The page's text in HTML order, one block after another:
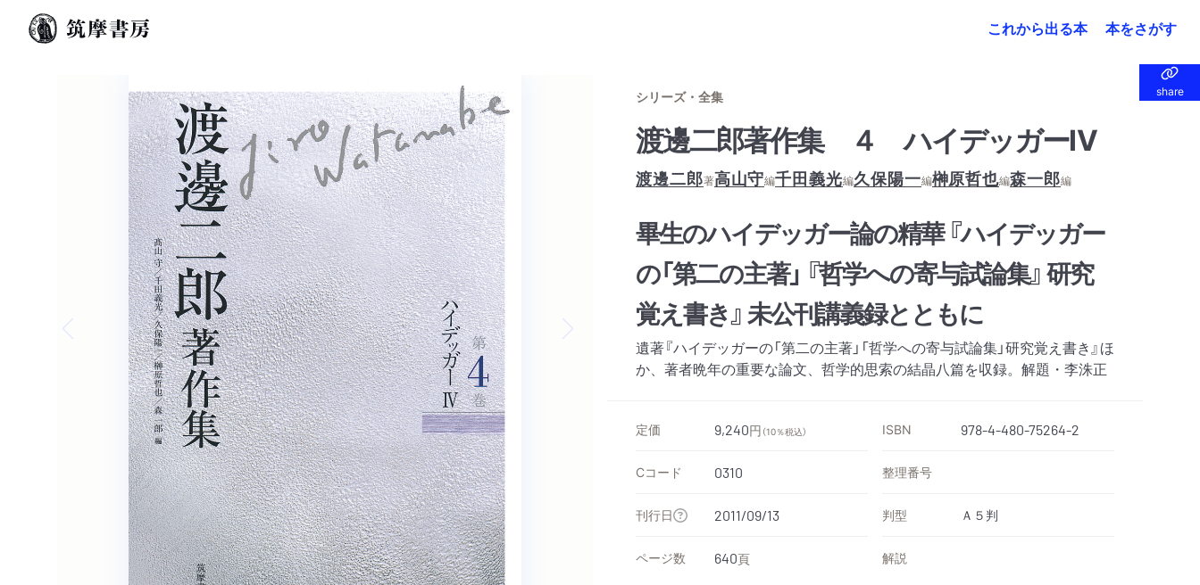
これから出る本 本をさがす
share
share
Previous slide
シリーズ・全集
渡邊二郎著作集 ４ ハイデッガーⅣ
渡邊二郎著高山守編千田義光編久保陽一編榊原哲也編森一郎編
畢生のハイデッガー論の精華 『ハイデッガー
の「第二の主著」 『哲学への寄与試論集』 研究
覚え書き』 未公刊講義録とともに
遺著『ハイデッガーの「第二の主著」「哲学への寄与試論集」研究覚え書き』ほ
か、著者晩年の重要な論文、哲学的思索の結晶八篇を収録。解題・李洙正
定価 9,240円 （10％税込） ISBN 978-4-480-75264-2
Cコード 0310 整理番号
刊行日 2011/09/13 判型 Ａ５判
ページ数 640頁 解説